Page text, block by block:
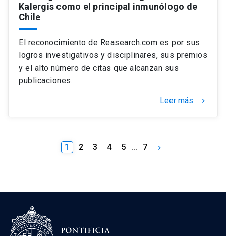
Kalergis como el principal inmunólogo de
Chile
El reconocimiento de Reasearch.com es por sus
logros investigativos y disciplinares, sus premios
y el alto número de citas que alcanzan sus
publicaciones.
Leer más keyboard_arrow_right
1 2 3 4 5 … 7 keyboard_arrow_right